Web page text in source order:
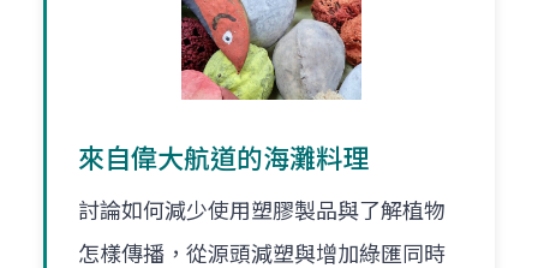
來自偉大航道的海灘料理
討論如何減少使用塑膠製品與了解植物
怎樣傳播，從源頭減塑與增加綠匯同時